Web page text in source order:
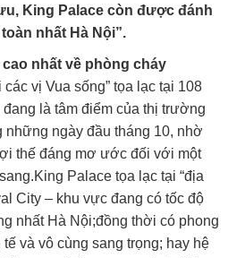
King Palace còn được đánh
nhất Hà Nội”.
nhất về phòng cháy
vị Vua sống” tọa lạc tại 108
là tâm điểm của thị trường
những ngày đầu tháng 10, nhờ
thế đáng mơ ước đối với một
Palace tọa lạc tại “địa
City – khu vực đang có tốc độ
nhất Hà Nội;đồng thời có phong
và vô cùng sang trọng; hay hệ